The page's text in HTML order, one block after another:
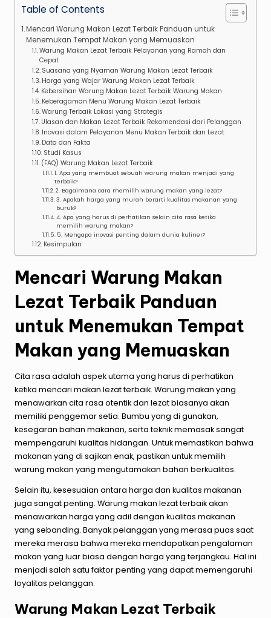
Table of Contents
Mencari Warung Makan Lezat Terbaik Panduan untuk
Menemukan Tempat Makan yang Memuaskan
Warung Makan Lezat Terbaik Pelayanan yang Ramah dan
Cepat
Suasana yang Nyaman Warung Makan Lezat Terbaik
Harga yang Wajar Warung Makan Lezat Terbaik
Kebersihan Warung Makan Lezat Terbaik Warung Makan
Keberagaman Menu Warung Makan Lezat Terbaik
Warung Terbaik Lokasi yang Strategis
Ulasan dan Makan Lezat Terbaik Rekomendasi dari Pelanggan
Inovasi dalam Pelayanan Menu Makan Terbaik dan Lezat
Data dan Fakta
Studi Kasus
(FAQ) Warung Makan Lezat Terbaik
1. Apa yang membuat sebuah warung makan menjadi yang
terbaik?
2. Bagaimana cara memilih warung makan yang lezat?
3. Apakah harga yang murah berarti kualitas makanan yang
buruk?
4. Apa yang harus di perhatikan selain cita rasa ketika
memilih warung makan?
5. Mengapa inovasi penting dalam dunia kuliner?
Kesimpulan
Mencari Warung Makan
Lezat Terbaik Panduan
untuk Menemukan Tempat
Makan yang Memuaskan
Cita rasa adalah aspek utama yang harus di perhatikan
ketika mencari makan lezat terbaik. Warung makan yang
menawarkan cita rasa otentik dan lezat biasanya akan
memiliki penggemar setia. Bumbu yang di gunakan,
kesegaran bahan makanan, serta teknik memasak sangat
mempengaruhi kualitas hidangan. Untuk memastikan bahwa
makanan yang di sajikan enak, pastikan untuk memilih
warung makan yang mengutamakan bahan berkualitas.
Selain itu, kesesuaian antara harga dan kualitas makanan
juga sangat penting. Warung makan lezat terbaik akan
menawarkan harga yang adil dengan kualitas makanan
yang sebanding. Banyak pelanggan yang merasa puas saat
mereka merasa bahwa mereka mendapatkan pengalaman
makan yang luar biasa dengan harga yang terjangkau. Hal ini
menjadi salah satu faktor penting yang dapat memengaruhi
loyalitas pelanggan.
Warung Makan Lezat Terbaik